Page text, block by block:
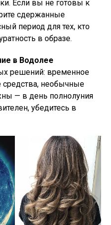
Если вы не готовы к
сдержанные
период для тех, кто
в образе.
в Водолее
решений: временное
необычные
— в день полнолуния
убедитесь в